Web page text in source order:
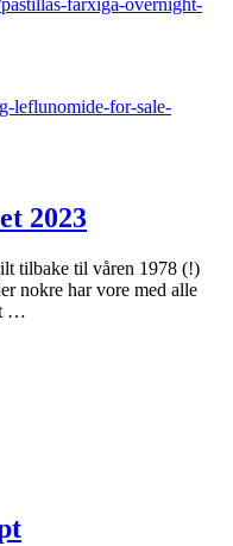
leflunomide-for-sale-
2023
tilbake til våren 1978 (!)
nokre har vore med alle
…